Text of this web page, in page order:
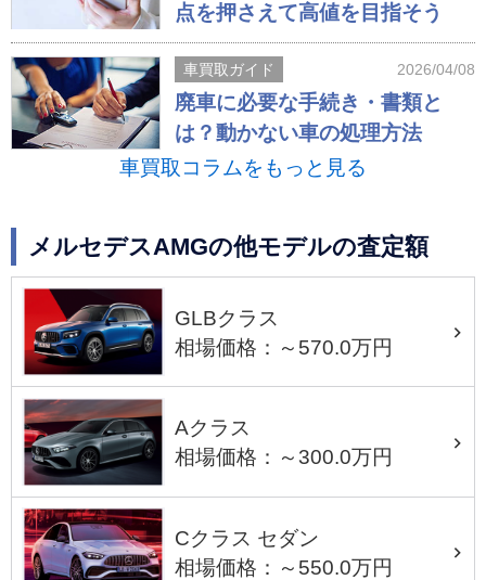
点を押さえて高値を目指そう
車買取ガイド 2026/04/08
廃車に必要な手続き・書類と
は？動かない車の処理方法
車買取コラムをもっと見る
メルセデスAMGの他モデルの査定額
GLBクラス
相場価格：～570.0万円
Aクラス
相場価格：～300.0万円
Cクラス セダン
相場価格：～550.0万円